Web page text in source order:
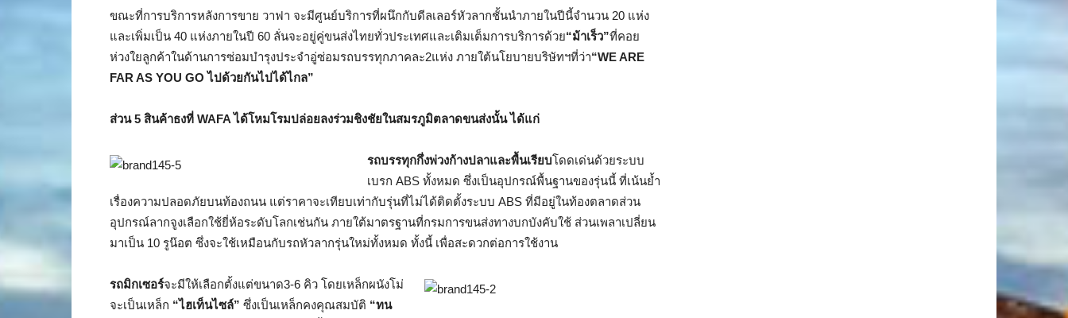
ขณะที่การบริการหลังการขาย วาฟา จะมีศูนย์บริการที่ผนึกกับดีลเลอร์หัวลากชั้นนำภายในปีนี้จำนวน 20 แห่ง
และเพิ่มเป็น 40 แห่งภายในปี 60 ลั่นจะอยู่คู่ขนส่งไทยทั่วประเทศและเติมเต็มการบริการด้วย“ม้าเร็ว”ที่คอย
ห่วงใยลูกค้าในด้านการซ่อมบำรุงประจำอู่ซ่อมรถบรรทุกภาคละ2แห่ง ภายใต้นโยบายบริษัทฯที่ว่า“WE ARE
FAR AS YOU GO ไปด้วยกันไปได้ไกล”
ส่วน5 สินค้าธงที่ WAFA ได้โหมโรมปล่อยลงร่วมชิงชัยในสมรภูมิตลาดขนส่งนั้น ได้แก่
รถบรรทุกกึ่งพ่วงก้างปลาและพื้นเรียบโดดเด่นด้วยระบบ
เบรก ABS ทั้งหมด ซึ่งเป็นอุปกรณ์พื้นฐานของรุ่นนี้ ที่เน้นย้ำ
เรื่องความปลอดภัยบนท้องถนน แต่ราคาจะเทียบเท่ากับรุ่นที่ไม่ได้ติดตั้งระบบ ABS ที่มีอยู่ในท้องตลาดส่วน
อุปกรณ์ลากจูงเลือกใช้ยี่ห้อระดับโลกเช่นกัน ภายใต้มาตรฐานที่กรมการขนส่งทางบกบังคับใช้ ส่วนเพลาเปลี่ยน
มาเป็น 10 รูน๊อต ซึ่งจะใช้เหมือนกับรถหัวลากรุ่นใหม่ทั้งหมด ทั้งนี้ เพื่อสะดวกต่อการใช้งาน
รถมิกเซอร์จะมีให้เลือกตั้งแต่ขนาด3-6 คิว โดยเหล็กผนังโม่
จะเป็นเหล็ก “ไฮเท็นไซล์” ซึ่งเป็นเหล็กคงคุณสมบัติ “ทน